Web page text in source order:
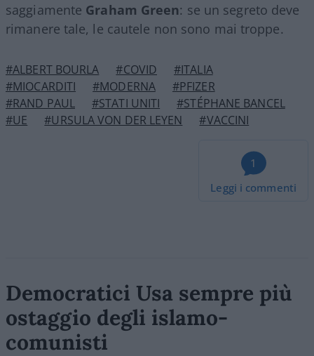
saggiamente Graham Green: se un segreto deve
rimanere tale, le cautele non sono mai troppe.
#ALBERT BOURLA #COVID
#ITALIA
#MIOCARDITI
#MODERNA
#PFIZER
#RAND PAUL
#STATI UNITI
#STÉPHANE BANCEL
#UE
#URSULA VON DER LEYEN #VACCINI
1
Leggi i commenti
Democratici Usa sempre più
ostaggio degli islamo-
comunisti